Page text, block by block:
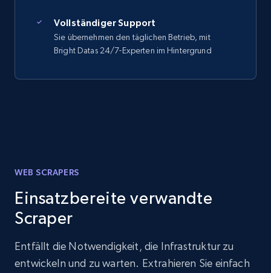
Vollständiger Support
Sie übernehmen den täglichen Betrieb, mit
Bright Datas 24/7-Experten im Hintergrund
WEB SCRAPERS
Einsatzbereite verwandte
Scraper
Entfällt die Notwendigkeit, die Infrastruktur zu
entwickeln und zu warten. Extrahieren Sie einfach